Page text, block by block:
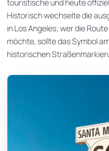
touristische und heute
Historisch wechselte die
in Los Angeles; wer die
möchte, sollte das Symbol
historischen